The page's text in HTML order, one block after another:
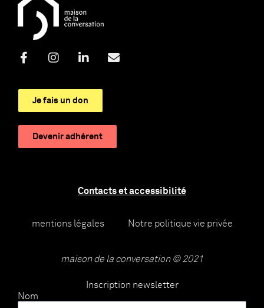
Je fais un don
Devenir adhérent
Contacts et accessibilité
mentions légales Notre politique vie privée
maison de la conversation © 2021
Inscription newsletter
Nom